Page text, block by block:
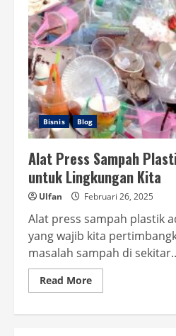
Bisnis Blog
Alat Press Sampah
untuk Lingkungan Kita
Ulfan Februari 26, 2025
Alat press sampah plastik
yang wajib kita
masalah sampah di
Read MoreRead
more